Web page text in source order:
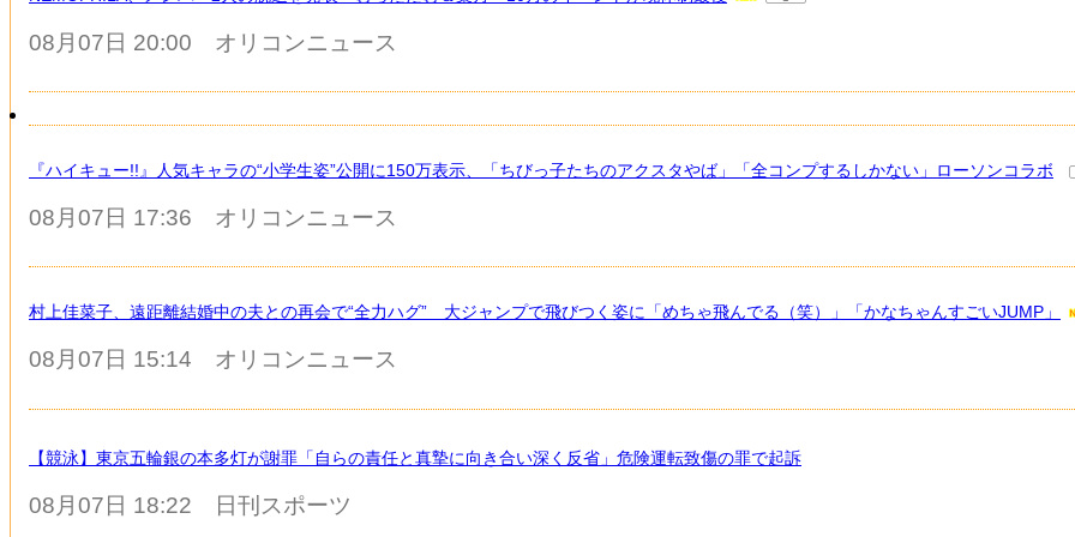
08月07日 20:00 オリコンニュース
『ハイキュー!!』人気キャラの“小学生姿”公開に150万表示、「ちびっ子たちのアクスタやば」「全コンプするしかない」ローソンコラボ
08月07日 17:36 オリコンニュース
村上佳菜子、遠距離結婚中の夫との再会で“全力ハグ” 大ジャンプで飛びつく姿に「めちゃ飛んでる（笑）」「かなちゃんすごいJUMP」
08月07日 15:14 オリコンニュース
【競泳】東京五輪銀の本多灯が謝罪「自らの責任と真摯に向き合い深く反省」危険運転致傷の罪で起訴
08月07日 18:22 日刊スポーツ